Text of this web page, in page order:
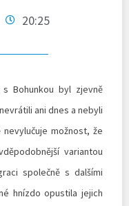
20:25
Bohunkou byl zjevně
ani dnes a nebyli
možnost, že
variantou
společně s dalšími
hnízdo opustila jejich